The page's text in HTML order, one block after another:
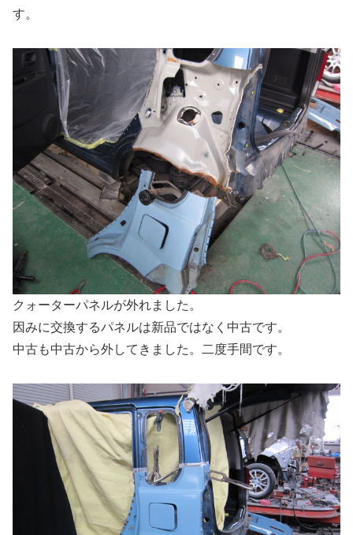
す。
クォーターパネルが外れました。
因みに交換するパネルは新品ではなく中古です。
中古も中古から外してきました。二度手間です。